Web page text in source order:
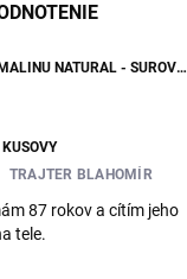
PRÍVESOK Z TURMALÍNU NATURAL - SUROVÝ NEOPRACOVANÝ KAMEŇ
TRAJTER BLAHOMÍR
87 rokov a cítím jeho
tele.